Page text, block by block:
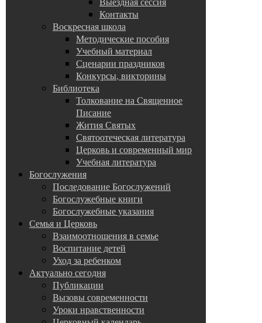
Контакты
Воскресная школа
Методические пособия
Учебный материал
Сценарии праздников
Конкурсы, викторины
Библиотека
Толкование на Священное
Писание
Жития Святых
Святоотеческая литература
Церковь и современный мир
Учебная литература
Богослужения
Последование Богослужений
Богослужебные книги
Богослужебные указания
Семья и Церковь
Взаимоотношения в семье
Воспитание детей
Уход за ребенком
Актуально сегодня
Публикации
Вызовы современности
Уроки нравственности